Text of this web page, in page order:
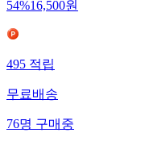
54%16,500원
495적립
무료배송
76명구매중